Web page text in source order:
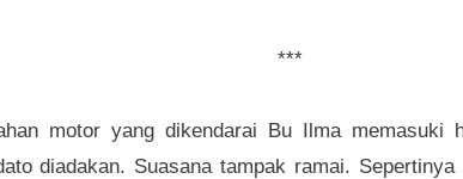
***
motor yang dikendarai Bu Ilma memasuki
diadakan. Suasana tampak ramai.